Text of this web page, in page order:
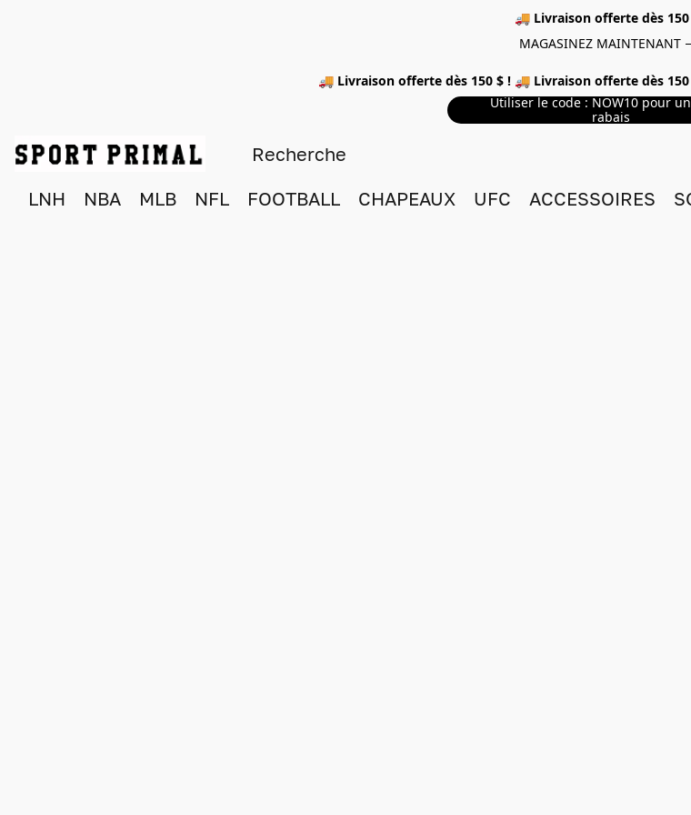
🚚 Livraison offerte dès 150
MAGASINEZ MAINTENANT
🚚 Livraison offerte dès 150 $ ! 🚚 Livraison offerte dès
Utiliser le code : NOW10 pour un
rabais
LNH NBA MLB NFL FOOTBALL CHAPEAUX UFC ACCESSOIRES